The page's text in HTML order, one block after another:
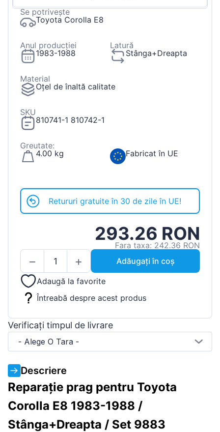
Se potrivește
Toyota Corolla E8
Anul producției
1983-1988
Latură
Stânga+Dreapta
Material
Oțel de înaltă calitate
SKU
810741-1 810742-1
Greutate:
4.00 kg
Fabricat în UE
Retururi gratuite în 30 de zile în UE!
293.26 RON
Fara taxa: 242.36 RON
Adăugați în coș
Adaugă la favorite
Întreabă despre acest produs
Verificați timpul de livrare
- Alege O Tara -
Descriere
Reparație prag pentru Toyota
Corolla E8 1983-1988 /
Stânga+Dreapta / Set 9883